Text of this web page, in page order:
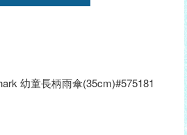
幼童長柄雨傘(35cm)#575181